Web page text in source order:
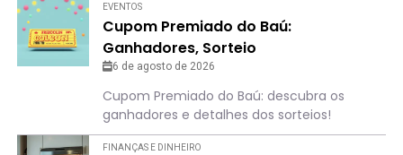
EVENTOS
Cupom Premiado do Baú:
Ganhadores, Sorteio
6 de agosto de 2026
Cupom Premiado do Baú: descubra os
ganhadores e detalhes dos sorteios!
FINANÇAS E DINHEIRO